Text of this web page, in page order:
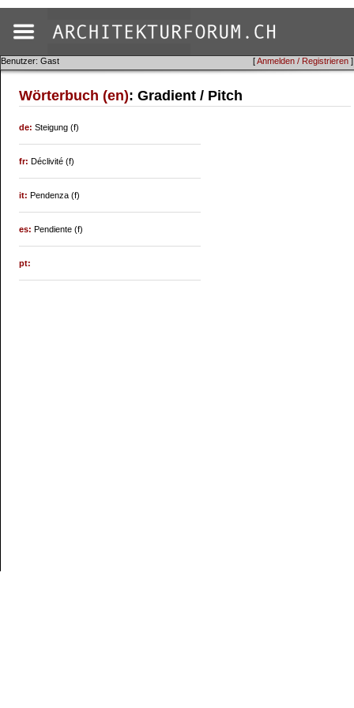
[Anmelden / Registrieren ]
Benutzer: Gast
Wörterbuch (en): Gradient / Pitch
de:Steigung (f)
fr:Déclivité (f)
it:Pendenza (f)
es:Pendiente (f)
pt: